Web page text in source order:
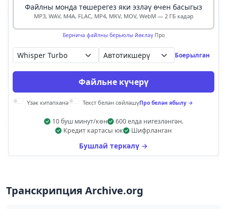
Файлны монда төшерегез яки эзләү өчен басыгыз
MP3, WAV, M4A, FLAC, MP4, MKV, MOV, WebM — 2 ГБ кадәр
Берничә файлны берьюлы йөкләүПро
Автотикшерү Боерылган
Файльне күчерү
Үзәк китапханә Текст белән сөйләшүПро белән ябылу →
10 буш минут/көн
600 елда нигезләнгән.
Кредит картасы юк
Шифрланган
Бушлай теркәлү →
Транскрипция Archive.org